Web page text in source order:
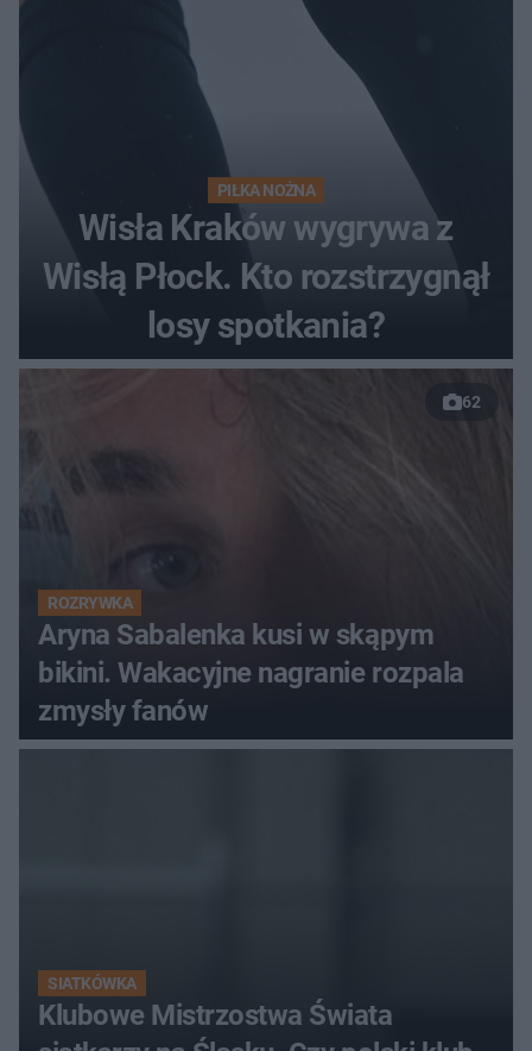
PIŁKA NOŻNA
Wisła Kraków wygrywa z
Wisłą Płock. Kto rozstrzygnął
losy spotkania?
62
ROZRYWKA
Aryna Sabalenka kusi w skąpym
bikini. Wakacyjne nagranie rozpala
zmysły fanów
SIATKÓWKA
Klubowe Mistrzostwa Świata